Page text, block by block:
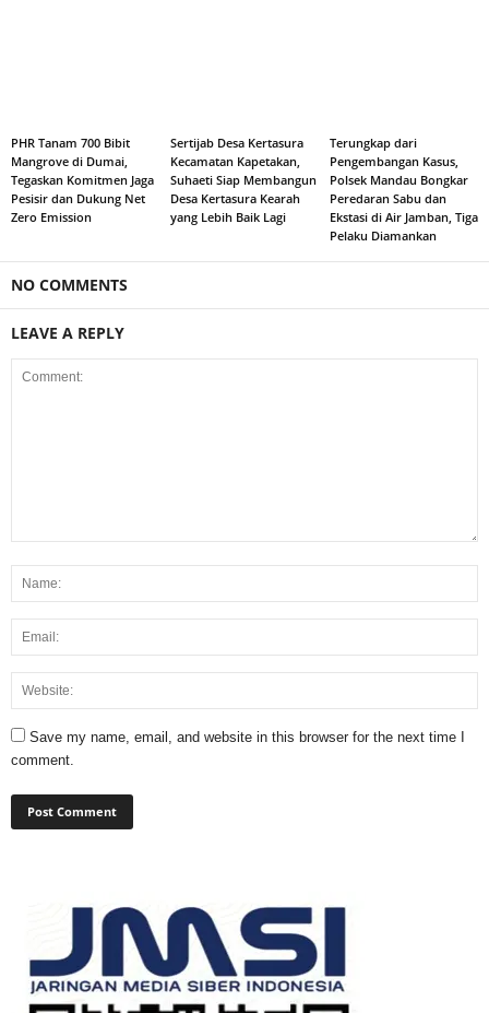
PHR Tanam 700 Bibit
Mangrove di Dumai,
Tegaskan Komitmen Jaga
Pesisir dan Dukung Net
Zero Emission
Sertijab Desa Kertasura
Kecamatan Kapetakan,
Suhaeti Siap Membangun
Desa Kertasura Kearah
yang Lebih Baik Lagi
Terungkap dari
Pengembangan Kasus,
Polsek Mandau Bongkar
Peredaran Sabu dan
Ekstasi di Air Jamban, Tiga
Pelaku Diamankan
NO COMMENTS
LEAVE A REPLY
Save my name, email, and website in this browser for the next time I
comment.